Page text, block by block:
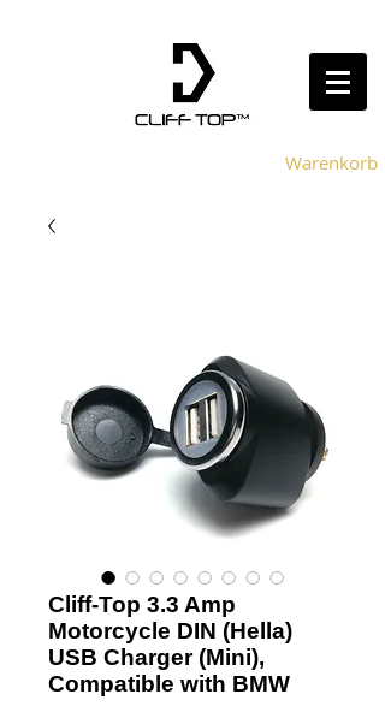
Warenkorb
Cliff-Top 3.3 Amp
Motorcycle DIN (Hella)
USB Charger (Mini),
Compatible with BMW